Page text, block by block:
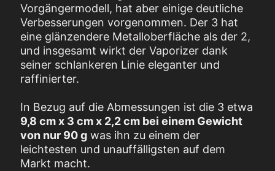
Vorgängermodell, hat aber einige deutliche
Verbesserungen vorgenommen. Der 3 hat
eine glänzendere Metalloberfläche als der 2,
und insgesamt wirkt der Vaporizer dank
seiner schlankeren Linie eleganter und
raffinierter.
In Bezug auf die Abmessungen ist die 3 etwa
9,8 cm x 3 cm x 2,2 cm bei einem Gewicht
von nur 90 g was ihn zu einem der
leichtesten und unauffälligsten auf dem
Markt macht.